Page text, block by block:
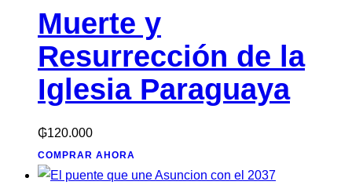
Muerte y
Resurrección de la
Iglesia Paraguaya
₲120.000
COMPRAR AHORA